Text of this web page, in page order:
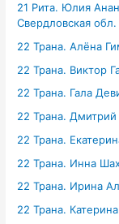
21 Рита. Юлия
Свердловская обл.
22 Трана. Алёна
22 Трана. Виктор
22 Трана. Гала
22 Трана. Дмитрий
22 Трана.
22 Трана. Инна
22 Трана. Ирина
22 Трана.